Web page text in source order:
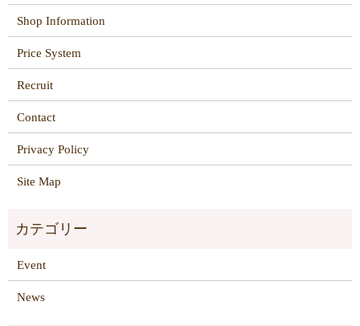
Shop Information
Price System
Recruit
Contact
Privacy Policy
Site Map
Event
News